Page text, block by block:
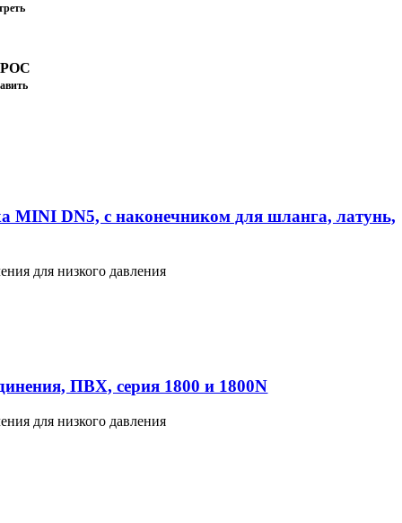
MINI DN5, с наконечником для шланга, латунь,
для низкого давления
ПВХ, серия 1800 и 1800N
для низкого давления